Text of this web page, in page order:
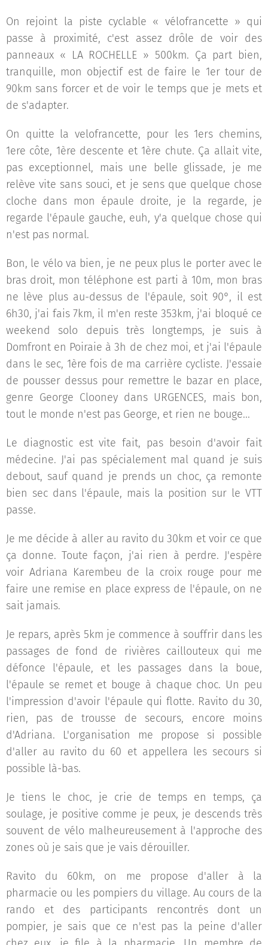
On rejoint la piste cyclable « vélofrancette » qui
passe à proximité, c'est assez drôle de voir des
panneaux « LA ROCHELLE » 500km. Ça part bien,
tranquille, mon objectif est de faire le 1er tour de
90km sans forcer et de voir le temps que je mets et
de s'adapter.
On quitte la velofrancette, pour les 1ers chemins,
1ere côte, 1ère descente et 1ère chute. Ça allait vite,
pas exceptionnel, mais une belle glissade, je me
relève vite sans souci, et je sens que quelque chose
cloche dans mon épaule droite, je la regarde, je
regarde l'épaule gauche, euh, y'a quelque chose qui
n'est pas normal.
Bon, le vélo va bien, je ne peux plus le porter avec le
bras droit, mon téléphone est parti à 10m, mon bras
ne lève plus au-dessus de l'épaule, soit 90°, il est
6h30, j'ai fais 7km, il m'en reste 353km, j'ai bloqué ce
weekend solo depuis très longtemps, je suis à
Domfront en Poiraie à 3h de chez moi, et j'ai l'épaule
dans le sec, 1ère fois de ma carrière cycliste. J'essaie
de pousser dessus pour remettre le bazar en place,
genre George Clooney dans URGENCES, mais bon,
tout le monde n'est pas George, et rien ne bouge...
Le diagnostic est vite fait, pas besoin d'avoir fait
médecine. J'ai pas spécialement mal quand je suis
debout, sauf quand je prends un choc, ça remonte
bien sec dans l'épaule, mais la position sur le VTT
passe.
Je me décide à aller au ravito du 30km et voir ce que
ça donne. Toute façon, j'ai rien à perdre. J'espère
voir Adriana Karembeu de la croix rouge pour me
faire une remise en place express de l'épaule, on ne
sait jamais.
Je repars, après 5km je commence à souffrir dans les
passages de fond de rivières caillouteux qui me
défonce l'épaule, et les passages dans la boue,
l'épaule se remet et bouge à chaque choc. Un peu
l'impression d'avoir l'épaule qui flotte. Ravito du 30,
rien, pas de trousse de secours, encore moins
d'Adriana. L'organisation me propose si possible
d'aller au ravito du 60 et appellera les secours si
possible là-bas.
Je tiens le choc, je crie de temps en temps, ça
soulage, je positive comme je peux, je descends très
souvent de vélo malheureusement à l'approche des
zones où je sais que je vais dérouiller.
Ravito du 60km, on me propose d'aller à la
pharmacie ou les pompiers du village. Au cours de la
rando et des participants rencontrés dont un
pompier, je sais que ce n'est pas la peine d'aller